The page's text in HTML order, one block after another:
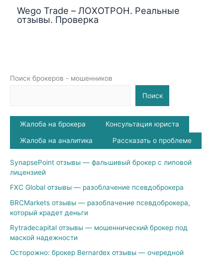
Поиск брокеров - мошенников
Поиск
Жалоба на брокера Консультация юриста
Жалоба на аналитика Рассказать о проблеме
SynapsePoint отзывы — фальшивый брокер с липовой
лицензией
FXC Global отзывы — разоблачение псевдоброкера
BRCMarkets отзывы — разоблачение псевдоброкера,
который крадет деньги
Rytradecapital отзывы — мошеннический брокер под
маской надежности
Осторожно: брокер Bernardex отзывы — очередной
Wego Trade – ЛОХОТРОН. Реальные
отзывы. Проверка